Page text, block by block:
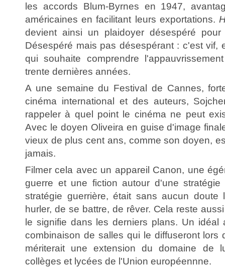
les accords Blum-Byrnes en 1947,
américaines en facilitant leurs exportations.
devient ainsi un plaidoyer désespéré pour
Désespéré mais pas désespérant : c'est vif,
qui souhaite comprendre
trente dernières années.
A une semaine du Festival de Cannes,
cinéma international et des auteurs,
rappeler à quel point le cinéma ne peut
Avec le doyen Oliveira en guise d'image
vieux de plus cent ans, comme son doyen,
jamais.
Filmer cela avec un appareil Canon, une
guerre et une fiction autour d'une
stratégie guerrière, était sans aucun doute
hurler, de se battre, de rêver. Cela reste
le signifie dans les derniers plans. Un idéal
combinaison de salles qui le diffuseront lors
mériterait une extension du domaine de
collèges et lycées de l'Union européennne.